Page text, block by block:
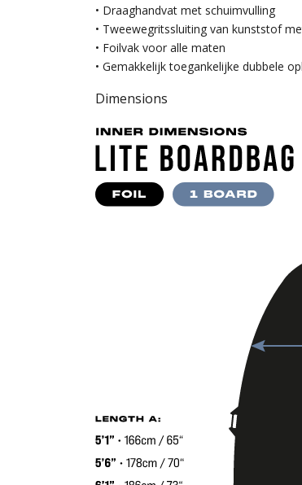
• Draaghandvat met schuimvulling
• Tweewegritssluiting van kunststof
• Foilvak voor alle maten
• Gemakkelijk toegankelijke dubbele
Dimensions